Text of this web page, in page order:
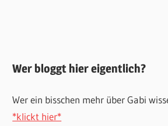
Wer bloggt hier eigentlich?
Wer ein bisschen mehr über Gabi
*klickt hier*